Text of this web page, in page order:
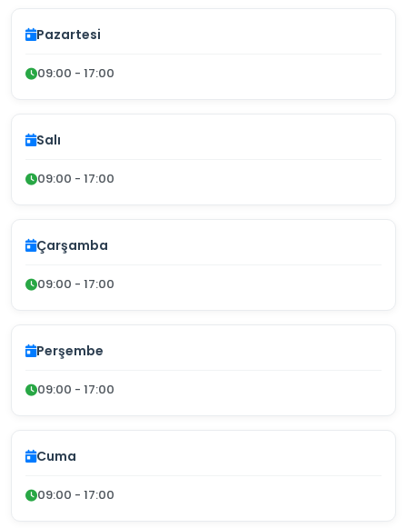
Pazartesi
09:00 - 17:00
Salı
09:00 - 17:00
Çarşamba
09:00 - 17:00
Perşembe
09:00 - 17:00
Cuma
09:00 - 17:00